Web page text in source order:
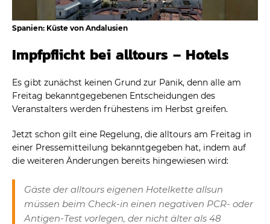
Spanien: Küste von Andalusien
Impfpflicht bei alltours – Hotels
Es gibt zunächst keinen Grund zur Panik, denn alle am
Freitag bekanntgegebenen Entscheidungen des
Veranstalters werden frühestens im Herbst greifen.
Jetzt schon gilt eine Regelung, die alltours am Freitag in
einer Pressemitteilung bekanntgegeben hat, indem auf
die weiteren Änderungen bereits hingewiesen wird:
Gäste der alltours eigenen Hotelkette allsun
müssen beim Check-in einen negativen PCR- oder
Antigen-Test vorlegen, der nicht älter als 48